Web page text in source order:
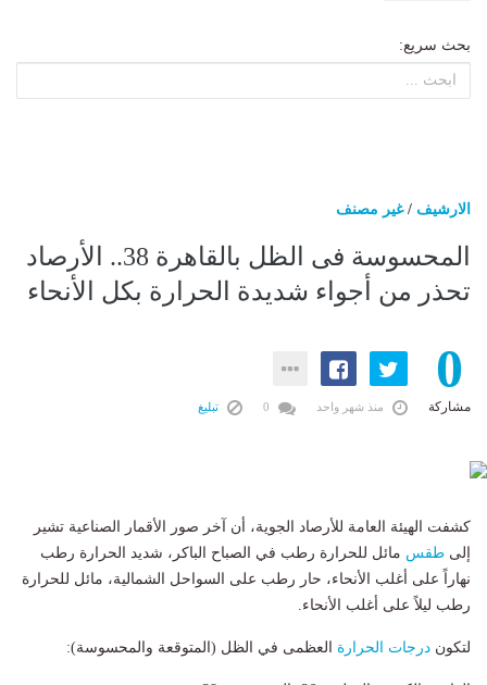
بحث سريع:
الارشيف /غير مصنف
المحسوسة فى الظل بالقاهرة 38.. الأرصاد
تحذر من أجواء شديدة الحرارة بكل الأنحاء
0
مشاركة منذ شهر واحد تبليغ
كشفت الهيئة العامة للأرصاد الجوية، أن آخر صور الأقمار الصناعية تشير
إلى طقس مائل للحرارة رطب في الصباح الباكر، شديد الحرارة رطب
نهاراً على أغلب الأنحاء، حار رطب على السواحل الشمالية، مائل للحرارة
رطب ليلاً على أغلب الأنحاء.
​لتكون درجات الحرارة العظمى في الظل (المتوقعة والمحسوسة):